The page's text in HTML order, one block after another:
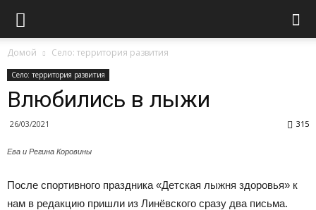
Домой Село: территория развития
Село: территория развития
Влюбились в лыжи
26/03/2021 315
Ева и Регина Коровины
После спортивного праздника «Детская лыжня здоровья» к
нам в редакцию пришли из Линёвского сразу два письма.